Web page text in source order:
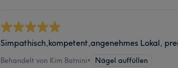
Simpathisch,kompetent,angenehmes Lokal,
Behandelt von Kim Batnini• Nägel auffüllen